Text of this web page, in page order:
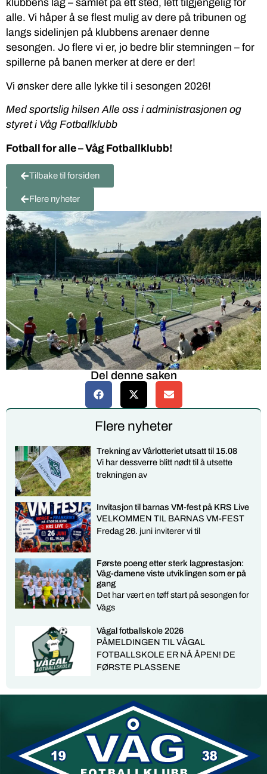
klubbens lag – samlet på ett sted, lett tilgjengelig for
alle. Vi håper å se flest mulig av dere på tribunen og
langs sidelinjen på klubbens arenaer denne
sesongen. Jo flere vi er, jo bedre blir stemningen – for
spillerne på banen merker at dere er der!
Vi ønsker dere alle lykke til i sesongen 2026!
Med sportslig hilsen Alle oss i administrasjonen og
styret i Våg Fotballklubb
Fotball for alle – Våg Fotballklubb!
Tilbake til forsiden
Flere nyheter
Del denne saken
Flere nyheter
Trekning av Vårlotteriet utsatt til 15.08
Vi har dessverre blitt nødt til å utsette
trekningen av
Invitasjon til barnas VM-fest på KRS Live
VELKOMMEN TIL BARNAS VM-FEST
Fredag 26. juni inviterer vi til
Første poeng etter sterk lagprestasjon:
Våg-damene viste utviklingen som er på
gang
Det har vært en tøff start på sesongen for
Vågs
Vågal fotballskole 2026
PÅMELDINGEN TIL VÅGAL
FOTBALLSKOLE ER NÅ ÅPEN! DE
FØRSTE PLASSENE